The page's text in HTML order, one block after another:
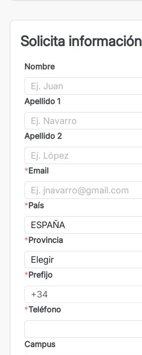
Solicita información
Nombre
Apellido 1
Apellido 2
*Email
*País
*Provincia
*Prefijo
*Teléfono
Campus